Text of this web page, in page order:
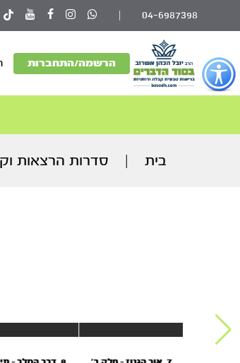
כפתור
לפתיחת
תפריט
נגישות
04-6987398
הרשמה/התחברות
בית סדרות הרצאות